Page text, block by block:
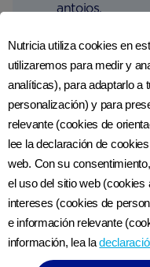
antojos.
Mastica chicle
la boca y las
alcance
Enumera las
dejando de
y considéralas
Piensa
Nutricia utiliza cookies en
utilizaremos para medir y
analíticas), para adaptarlo a
personalización) y para
relevante (cookies de
lee la declaración de
web. Con su
el uso del sitio web
intereses (cookies de
e información relevante
información, lea la